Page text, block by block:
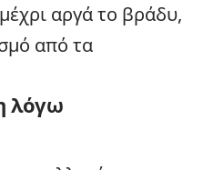
αργά το βράδυ,
από τα
λόγω